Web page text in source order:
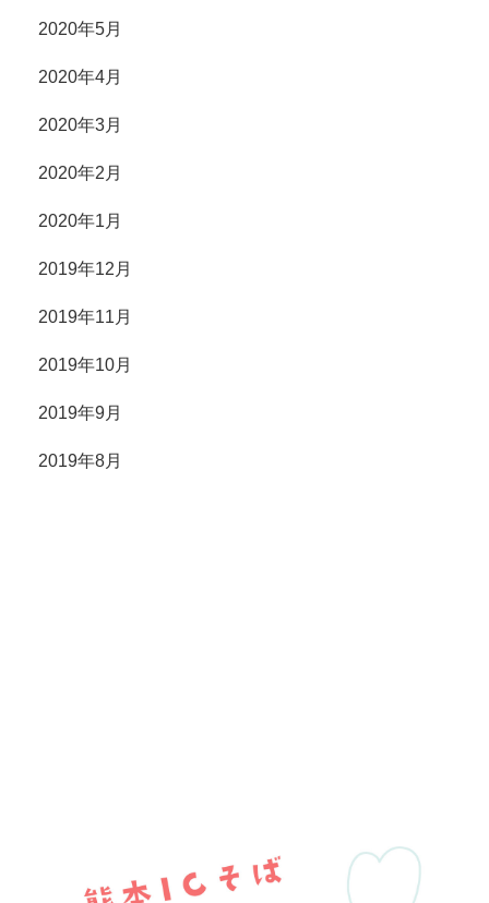
2020年5月
2020年4月
2020年3月
2020年2月
2020年1月
2019年12月
2019年11月
2019年10月
2019年9月
2019年8月